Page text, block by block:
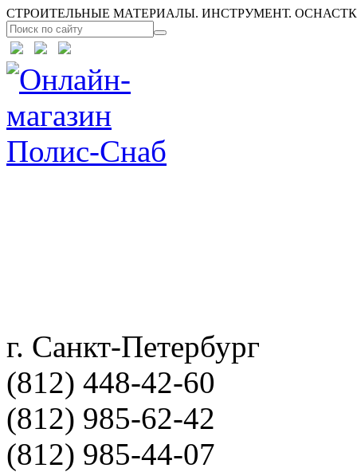
СТРОИТЕЛЬНЫЕ МАТЕРИАЛЫ. ИНСТРУМЕНТ.
г. Санкт-Петербург
(812) 448-42-60
(812) 985-62-42
(812) 985-44-07